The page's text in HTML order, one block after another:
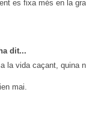
es fixa més en la
dit...
la vida caçant, quina
mai.